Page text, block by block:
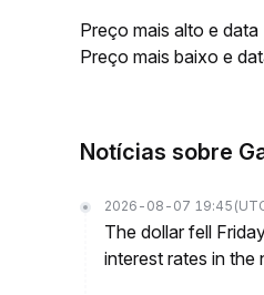
Preço mais alto e data
Preço mais baixo e
Notícias sobre
2026-08-07 19:45
The dollar fell
interest rates in the